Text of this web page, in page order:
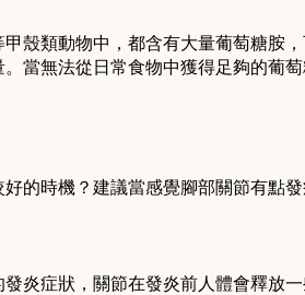
殼類動物中，都含有大量葡萄糖胺
當無法從日常食物中獲得足夠的葡
的時機？建議當感覺腳部關節有點
炎症狀，關節在發炎前人體會釋放